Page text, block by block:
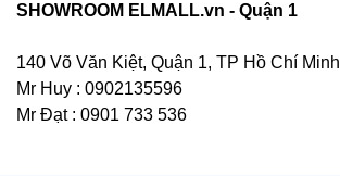
SHOWROOM ELMALL.vn - Quận 1
140 Võ Văn Kiệt, Quận 1, TP Hồ Chí Minh
Mr Huy : 0902135596
Mr Đạt : 0901 733 536